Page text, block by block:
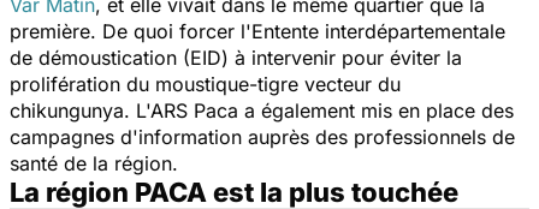
première. De quoi forcer l'Entente interdépartementale
de démoustication (EID) à intervenir pour éviter la
prolifération du moustique-tigre vecteur du
chikungunya. L'ARS Paca a également mis en place des
campagnes d'information auprès des professionnels de
santé de la région.
La région PACA est la plus touchée